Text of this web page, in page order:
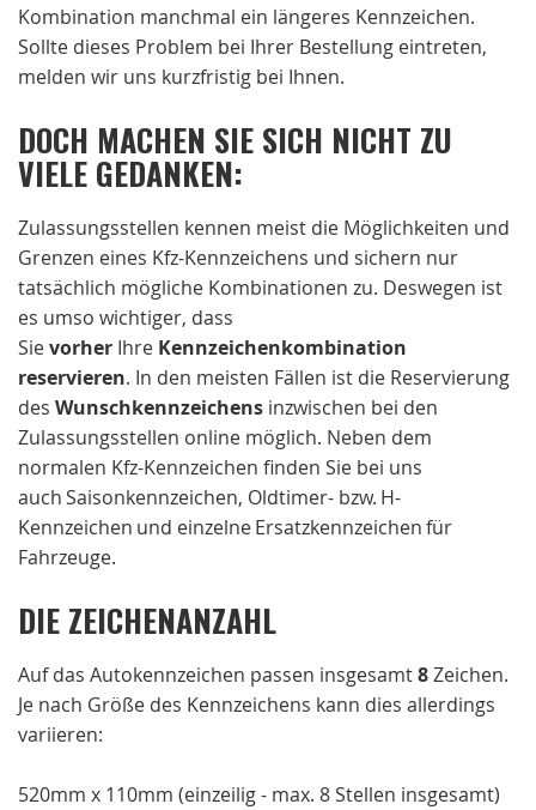
Kombination manchmal ein längeres Kennzeichen.
Sollte dieses Problem bei Ihrer Bestellung eintreten,
melden wir uns kurzfristig bei Ihnen.
DOCH MACHEN SIE SICH NICHT ZU
VIELE GEDANKEN:
Zulassungsstellen kennen meist die Möglichkeiten und
Grenzen eines Kfz-Kennzeichens und sichern nur
tatsächlich mögliche Kombinationen zu. Deswegen ist
es umso wichtiger, dass
Sievorher Ihre Kennzeichenkombination
reservieren. In den meisten Fällen ist die Reservierung
des Wunschkennzeichens inzwischen bei den
Zulassungsstellen online möglich. Neben dem
normalen Kfz-Kennzeichen finden Sie bei uns
auch Saisonkennzeichen, Oldtimer- bzw. H-
Kennzeichen und einzelne Ersatzkennzeichen für
Fahrzeuge.
DIE ZEICHENANZAHL
Auf das Autokennzeichen passen insgesamt8Zeichen.
Je nach Größe des Kennzeichens kann dies allerdings
variieren:
520mm x 110mm (einzeilig - max. 8 Stellen insgesamt)